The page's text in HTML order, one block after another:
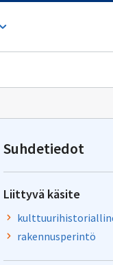
Suhdetiedot
Liittyvä käsite
rakennusperintö